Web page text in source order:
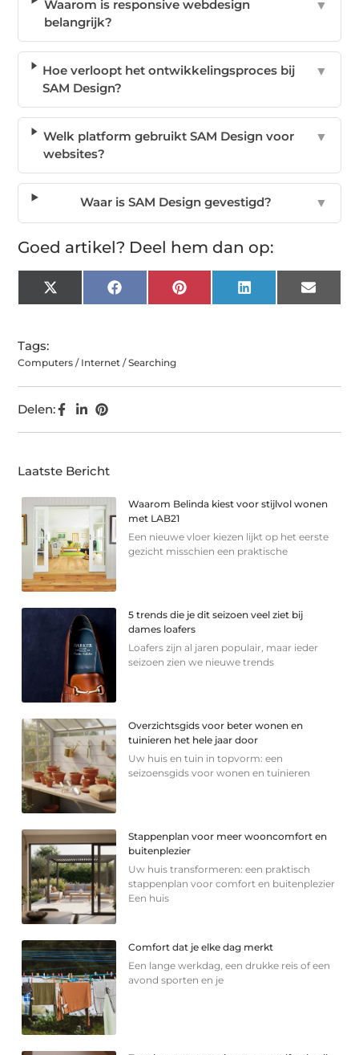
Waarom is responsive webdesign
belangrijk?
▼
Hoe verloopt het ontwikkelingsproces bij
SAM Design?
▼
Welk platform gebruikt SAM Design voor
websites?
▼
Waar is SAM Design gevestigd? ▼
Goed artikel? Deel hem dan op:
X
(Twitter)
FacebookPinterest LinkedIn Email
Tags:
Computers / Internet / Searching
Delen:
Laatste Bericht
Waarom Belinda kiest voor stijlvol wonen
met LAB21
Een nieuwe vloer kiezen lijkt op het eerste
gezicht misschien een praktische
5 trends die je dit seizoen veel ziet bij
dames loafers
Loafers zijn al jaren populair, maar ieder
seizoen zien we nieuwe trends
Overzichtsgids voor beter wonen en
tuinieren het hele jaar door
Uw huis en tuin in topvorm: een
seizoensgids voor wonen en tuinieren
Stappenplan voor meer wooncomfort en
buitenplezier
Uw huis transformeren: een praktisch
stappenplan voor comfort en buitenplezier
Een huis
Comfort dat je elke dag merkt
Een lange werkdag, een drukke reis of een
avond sporten en je